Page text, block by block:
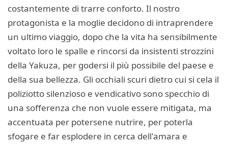
costantemente di trarre conforto. Il nostro
protagonista e la moglie decidono di intraprendere
un ultimo viaggio, dopo che la vita ha sensibilmente
voltato loro le spalle e rincorsi da insistenti strozzini
della Yakuza, per godersi il più possibile del paese e
della sua bellezza. Gli occhiali scuri dietro cui si cela il
poliziotto silenzioso e vendicativo sono specchio di
una sofferenza che non vuole essere mitigata, ma
accentuata per potersene nutrire, per poterla
sfogare e far esplodere in cerca dell'amara e